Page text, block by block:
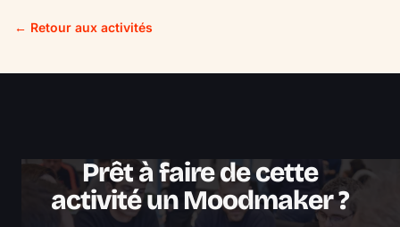
← Retour aux activités
Prêt à faire de cette
activité un Moodmaker ?